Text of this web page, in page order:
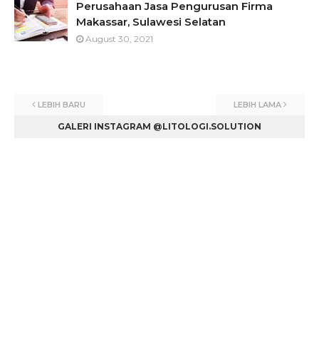
Perusahaan Jasa Pengurusan Firma
Makassar, Sulawesi Selatan
August 30, 2021
LEBIH BARU LEBIH LAMA
GALERI INSTAGRAM @LITOLOGI.SOLUTION